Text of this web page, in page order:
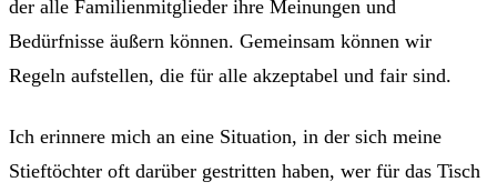
der alle Familienmitglieder ihre Meinungen und
Bedürfnisse äußern können. Gemeinsam können wir
Regeln aufstellen, die für alle akzeptabel und fair sind.
Ich erinnere mich an eine Situation, in der sich meine
Stieftöchter oft darüber gestritten haben, wer für das Tisch